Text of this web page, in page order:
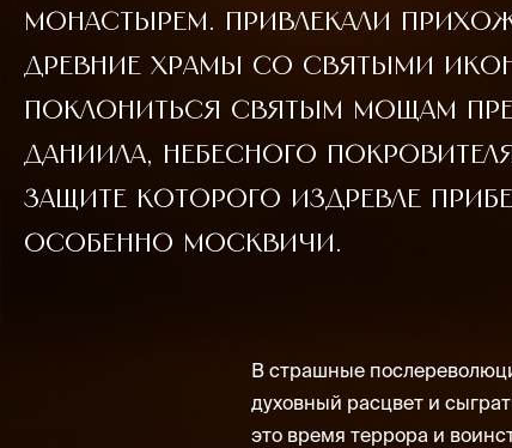
монастырем. Привлекали
древние храмы со святыми
поклониться святым мощам
Даниила, небесного
защите которого издревле
особенно москвичи.
В страшные
духовный расцвет и
это время тер­рора и